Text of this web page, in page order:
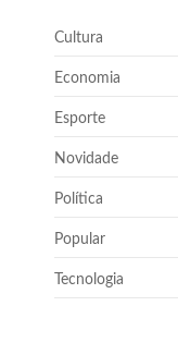
Cultura
Economia
Esporte
Novidade
Política
Popular
Tecnologia